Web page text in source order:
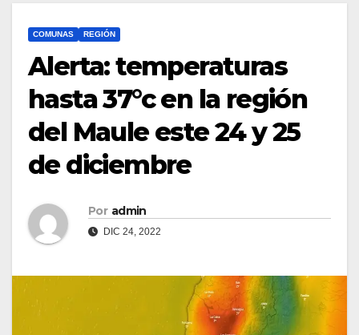
COMUNAS REGIÓN
Alerta: temperaturas
hasta 37°c en la región
del Maule este 24 y 25
de diciembre
Por admin
DIC 24, 2022